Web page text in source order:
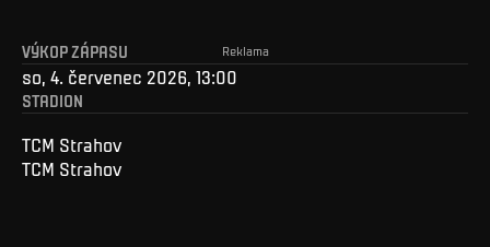
Reklama
VÝKOP ZÁPASU
so, 4. červenec 2026, 13:00
STADION
TCM Strahov
TCM Strahov